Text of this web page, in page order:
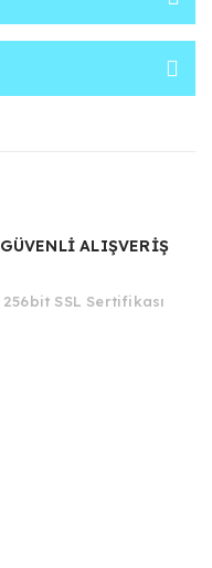
GÜVENLİ ALIŞVERİŞ
256bit SSL Sertifikası